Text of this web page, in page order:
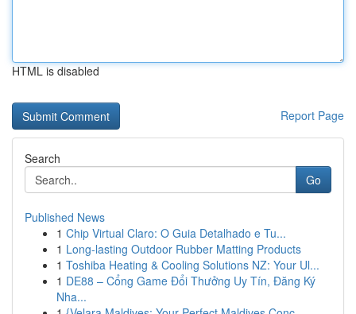
HTML is disabled
Report Page
Search
Go
Published News
1 Chip Virtual Claro: O Guia Detalhado e Tu...
1 Long-lasting Outdoor Rubber Matting Products
1 Toshiba Heating & Cooling Solutions NZ: Your Ul...
1 DE88 – Cổng Game Đổi Thưởng Uy Tín, Đăng Ký
Nha...